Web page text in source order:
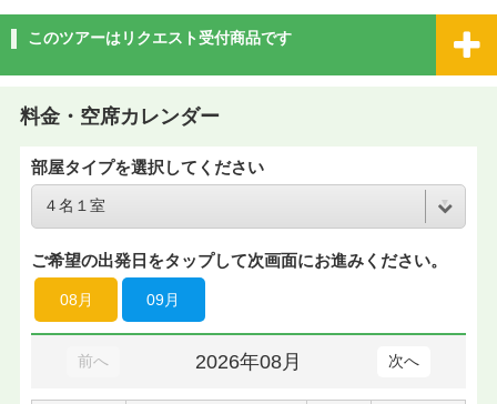
このツアーはリクエスト受付商品です
料金・空席カレンダー
部屋タイプを選択してください
ご希望の出発日をタップして次画面にお進みください。
08月 09月
前へ 2026年08月 次へ